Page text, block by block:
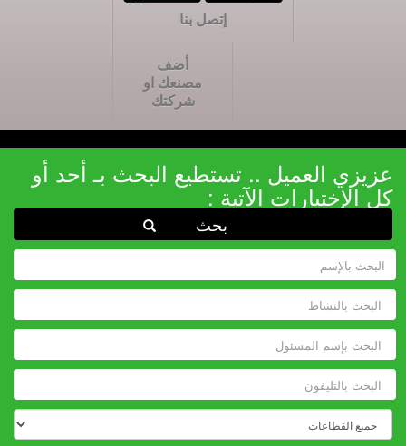
إتصل بنا
أضف
مصنعك او
شركتك
عزيزي العميل .. تستطيع البحث بـ أحد أو
كل الإختيارات الآتية :